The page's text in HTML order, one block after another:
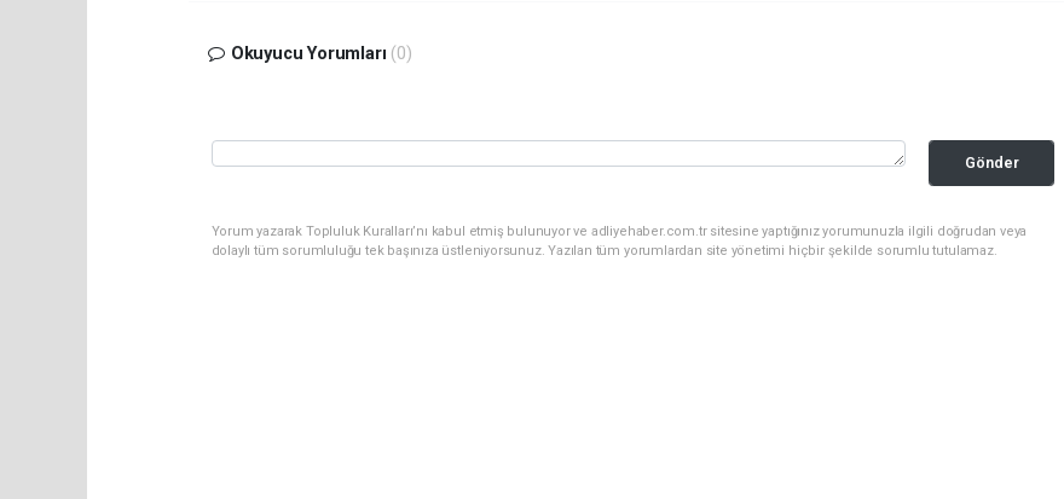
Okuyucu Yorumları (0)
Gönder
Yorum yazarak Topluluk Kuralları’nı kabul etmiş bulunuyor ve adliyehaber.com.tr sitesine yaptığınız yorumunuzla ilgili doğrudan veya
dolaylı tüm sorumluluğu tek başınıza üstleniyorsunuz. Yazılan tüm yorumlardan site yönetimi hiçbir şekilde sorumlu tutulamaz.